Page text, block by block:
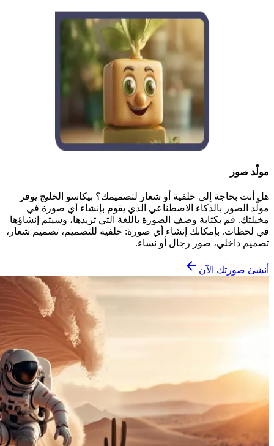
مولّد صور
هل أنت بحاجة إلى خلفية أو شعار لتصميمك؟ بيكاسو الخليج يوفر
مولّد الصور بالذكاء الاصطناعي الذي يقوم بإنشاء أي صورة في
مخيلتك. قم بكتابة وصف الصورة باللغة التي تريدها، وسيتم إنشاؤها
في لحظات. بإمكانك إنشاء أي صورة: خلفية للتصميم، تصميم شعار،
تصميم داخلي، صور رجال أو نساء.
أنشئ صورتك الآن